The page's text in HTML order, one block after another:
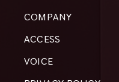
COMPANY
ACCESS
VOICE